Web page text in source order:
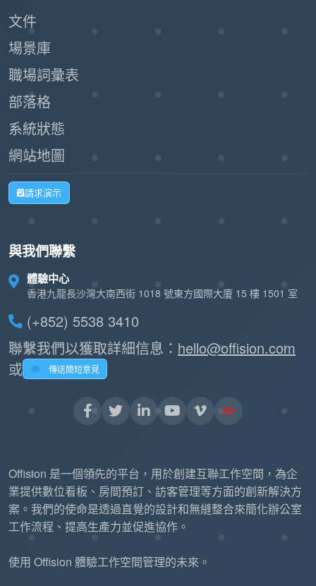
文件
場景庫
職場詞彙表
部落格
系統狀態
網站地圖
請求演示
與我們聯繫
體驗中心
香港九龍長沙灣大南西街 1018 號東方國際大廈 15 樓 1501 室
(+852) 5538 3410
聯繫我們以獲取詳細信息： hello@offision.com
或
傳送簡短意見
Offision 是一個領先的平台，用於創建互聯工作空間，為企
業提供數位看板、房間預訂、訪客管理等方面的創新解決方
案。我們的使命是透過直覺的設計和無縫整合來簡化辦公室
工作流程、提高生產力並促進協作。
使用 Offision 體驗工作空間管理的未來。